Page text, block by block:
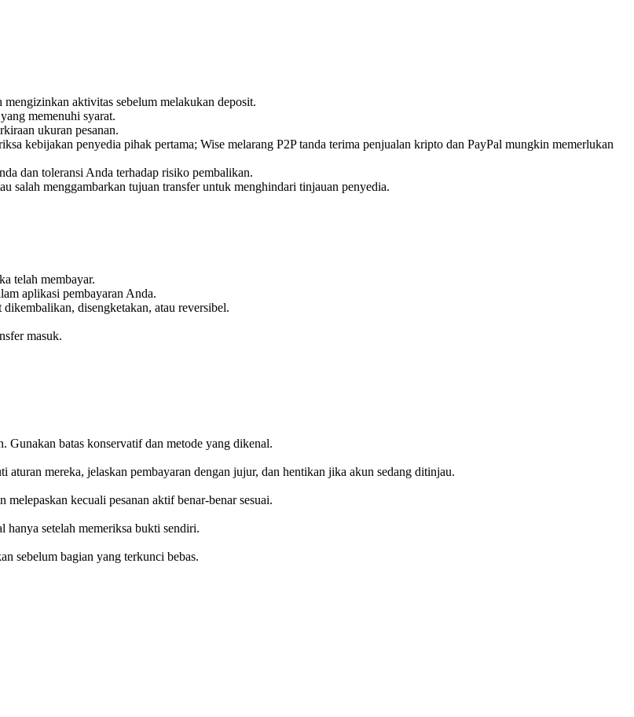
aktivitas sebelum melakukan deposit.
memenuhi syarat.
ukuran pesanan.
kebijakan penyedia pihak pertama; Wise melarang P2P tanda terima penjualan kripto dan PayPal mungkin memerlukan
dan toleransi Anda terhadap risiko pembalikan.
salah menggambarkan tujuan transfer untuk menghindari tinjauan penyedia.
telah membayar.
aplikasi pembayaran Anda.
disengketakan, atau reversibel.
masuk.
Gunakan batas konservatif dan metode yang dikenal.
mereka, jelaskan pembayaran dengan jujur, dan hentikan jika akun sedang ditinjau.
kecuali pesanan aktif benar-benar sesuai.
hanya setelah memeriksa bukti sendiri.
sebelum bagian yang terkunci bebas.